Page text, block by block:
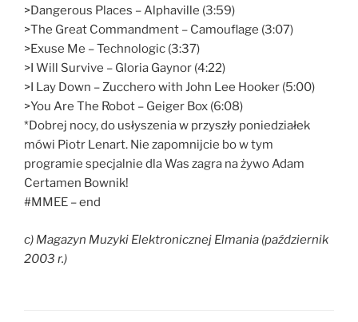
>Dangerous Places – Alphaville (3:59)
>The Great Commandment – Camouflage (3:07)
>Exuse Me – Technologic (3:37)
>I Will Survive – Gloria Gaynor (4:22)
>I Lay Down – Zucchero with John Lee Hooker (5:00)
>You Are The Robot – Geiger Box (6:08)
*Dobrej nocy, do usłyszenia w przyszły poniedziałek
mówi Piotr Lenart. Nie zapomnijcie bo w tym
programie specjalnie dla Was zagra na żywo Adam
Certamen Bownik!
#MMEE – end
c) Magazyn Muzyki Elektronicznej Elmania (październik
2003 r.)